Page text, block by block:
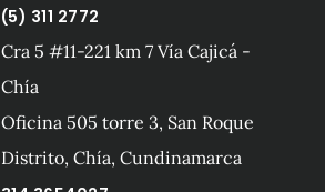
(5) 311 2772
Cra 5 #11-221 km 7 Vía Cajicá -
Chía
Oficina 505 torre 3, San Roque
Distrito, Chía, Cundinamarca